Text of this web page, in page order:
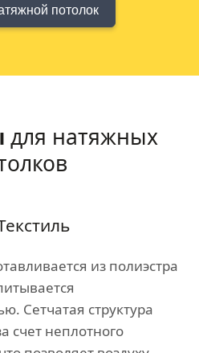
потолок
для натяжных
из полиэстра
Сетчатая структура
счет неплотного